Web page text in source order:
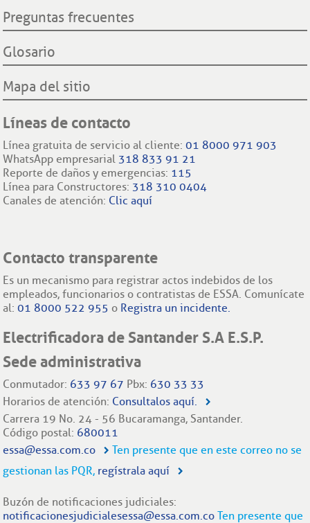
Preguntas frecuentes
Glosario
Mapa del sitio
Líneas de contacto
Línea gratuita de servicio al cliente:01 8000 971 903
WhatsApp empresarial 318 833 91 21
Reporte de daños y emergencias: 115
Línea para Constructores: 318 310 0404
Canales de atención: Clic aquí
Contacto transparente
Es un mecanismo para registrar actos indebidos de los
empleados, funcionarios o contratistas de ESSA. Comunícate
al:01 8000 522 955 o Registra un incidente.
Electrificadora de Santander S.A E.S.P.
Sede administrativa
Conmutador: 633 97 67 Pbx: 630 33 33
Horarios de atención: Consultalos aquí.
Carrera 19 No. 24 - 56 Bucaramanga, Santander.
Código postal: 680011
essa@essa.com.co
Ten presente que en este correo no se
gestionan las PQR, regístrala aquí
Buzón de notificaciones judiciales:
notificacionesjudicialesessa@essa.com.co Ten presente que